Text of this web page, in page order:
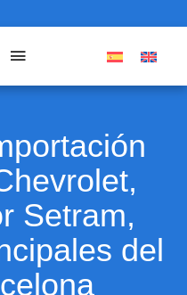
Setram,
del